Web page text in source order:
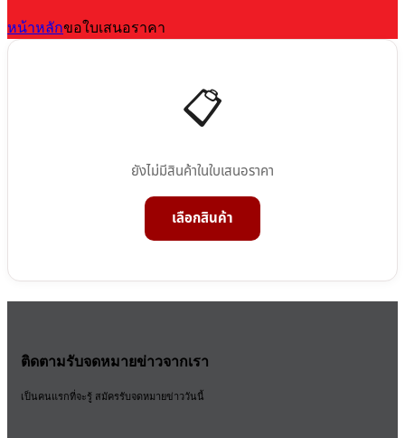
หน้าหลักขอใบเสนอราคา
📋
ยังไม่มีสินค้าในใบเสนอราคา
เลือกสินค้า
ติดตามรับจดหมายข่าวจากเรา
เป็นคนแรกที่จะรู้ สมัครรับจดหมายข่าววันนี้